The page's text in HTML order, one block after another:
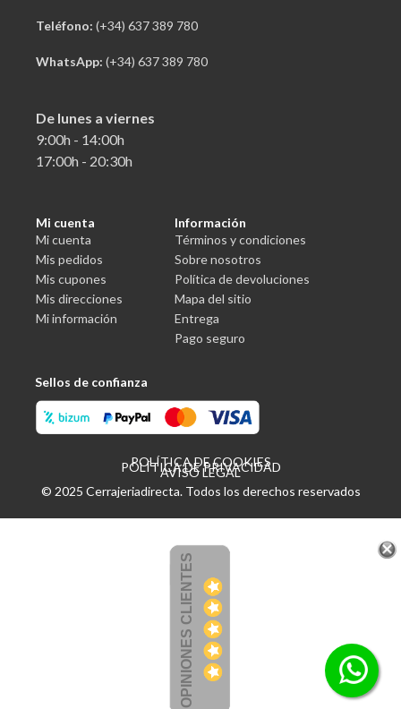
Teléfono: (+34) 637 389 780
WhatsApp: (+34) 637 389 780
De lunes a viernes
9:00h - 14:00h
17:00h - 20:30h
Mi cuenta
Mi cuenta
Mis pedidos
Mis cupones
Mis direcciones
Mi información
Información
Términos y condiciones
Sobre nosotros
Política de devoluciones
Mapa del sitio
Entrega
Pago seguro
Sellos de confianza
POLÍTICA DE COOKIES
POLÍTICA DE PRIVACIDAD
AVISO LEGAL
© 2025 Cerrajeriadirecta. Todos los derechos reservados
OPINIONES CLIENTES